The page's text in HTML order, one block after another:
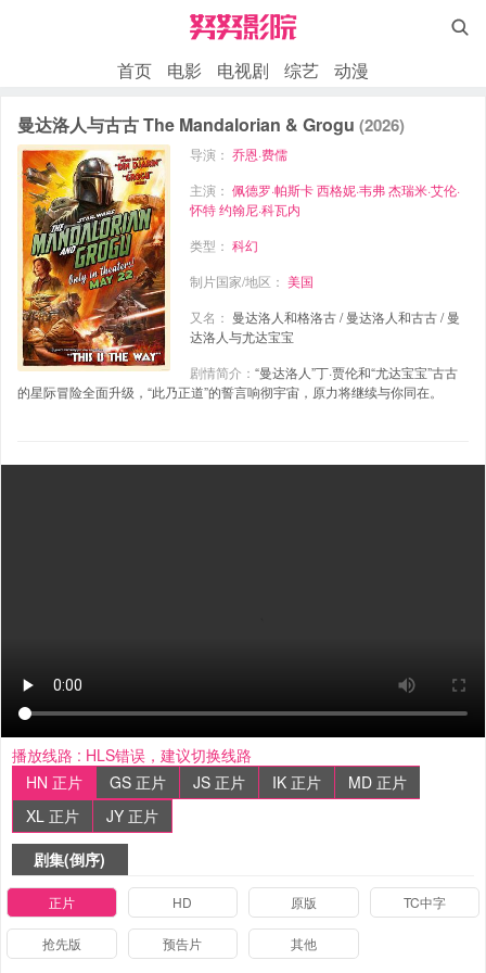

首页 电影 电视剧 综艺 动漫
曼达洛人与古古 The Mandalorian & Grogu (2026)
导演：乔恩·费儒
主演：佩德罗·帕斯卡 西格妮·韦弗 杰瑞米·艾伦·
怀特 约翰尼·科瓦内
类型：科幻
制片国家/地区：美国
又名： 曼达洛人和格洛古 / 曼达洛人和古古 / 曼
达洛人与尤达宝宝
剧情简介：“曼达洛人”丁·贾伦和“尤达宝宝”古古
的星际冒险全面升级，“此乃正道”的誓言响彻宇宙，原力将继续与你同在。
播放线路 : HLS错误，建议切换线路
HN 正片
GS 正片 JS 正片 IK 正片
MD 正片
XL 正片
JY 正片
剧集(倒序)
正片 HD 原版 TC中字
抢先版 预告片 其他